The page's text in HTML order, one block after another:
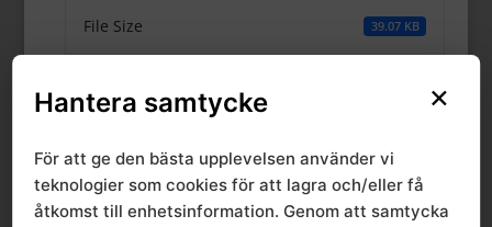
File Size 39.07 KB
Last Updated 12 september, 2018
×
Hantera samtycke
För att ge den bästa upplevelsen använder vi
teknologier som cookies för att lagra och/eller få
åtkomst till enhetsinformation. Genom att samtycka